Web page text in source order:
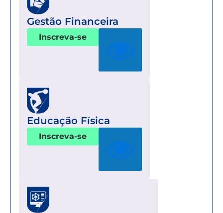
Gestão Financeira
Inscreva-se
Educação Física
Inscreva-se